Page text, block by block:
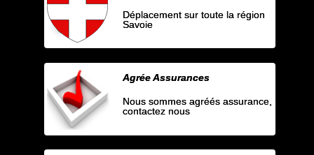
Déplacement sur toute la région
Savoie
Agrée Assurances
Nous sommes agréés assurance,
contactez nous